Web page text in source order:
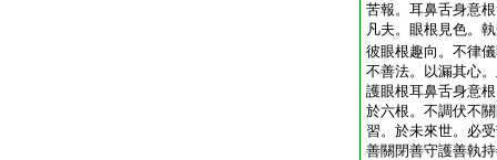
苦報。耳鼻舌身意
凡夫。眼根見色。
彼眼根趣向。不律
不善法。以漏其心
護眼根耳鼻舌身意
於六根。不調伏不
習。於未來世。必
善關閉善守護善執